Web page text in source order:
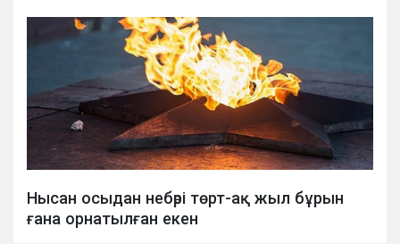
Нысан осыдан небәрі төрт-ақ жыл бұрын
ғана орнатылған екен